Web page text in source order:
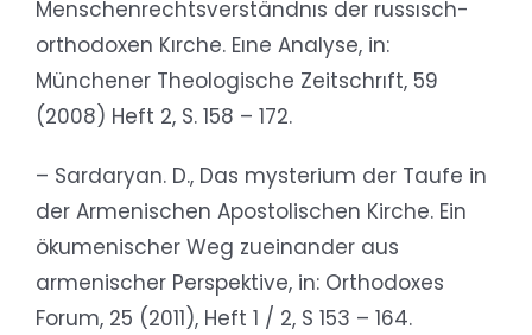
Menschenrechtsverständnıs der russısch-
orthodoxen Kırche. Eıne Analyse, in:
Münchener Theologische Zeitschrıft, 59
(2008) Heft 2, S. 158 – 172.
– Sardaryan. D., Das mysterium der Taufe in
der Armenischen Apostolischen Kirche. Ein
ökumenischer Weg zueinander aus
armenischer Perspektive, in: Orthodoxes
Forum, 25 (2011), Heft 1 / 2, S 153 – 164.